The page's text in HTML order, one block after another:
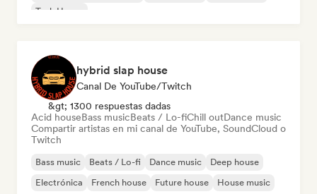
Tech House
hybrid slap house
Canal De YouTube/Twitch
&gt; 1300 respuestas dadas
Acid houseBass musicBeats / Lo-fiChill outDance music
Compartir artistas en mi canal de YouTube, SoundCloud o
Twitch
Bass music Beats / Lo-fi Dance music
Deep house
Electrónica
French house Future house House music